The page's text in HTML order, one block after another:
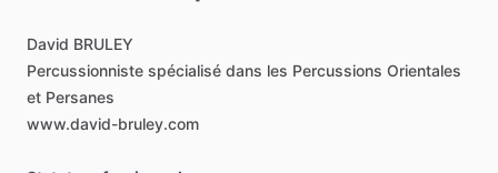
David BRULEY
Percussionniste spécialisé dans les Percussions Orientales
et Persanes
www.david-bruley.com